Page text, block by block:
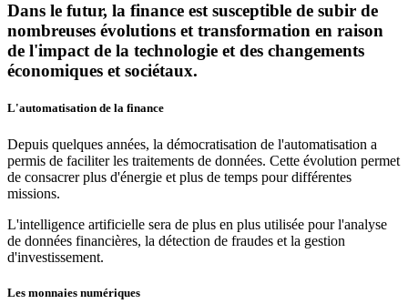
Dans le futur, la finance est susceptible de subir de
nombreuses évolutions et transformation en raison
de l'impact de la technologie et des changements
économiques et sociétaux.
L'automatisation de la finance
Depuis quelques années, la démocratisation de l'automatisation a
permis de faciliter les traitements de données. Cette évolution permet
de consacrer plus d'énergie et plus de temps pour différentes
missions.
L'intelligence artificielle sera de plus en plus utilisée pour l'analyse
de données financières, la détection de fraudes et la gestion
d'investissement.
Les monnaies numériques